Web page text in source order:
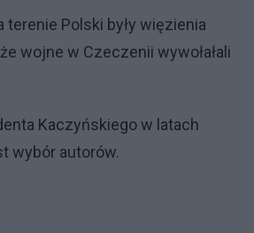
terenie Polski były więzienia
wojne w Czeczenii wywołałali
Kaczyńskiego w latach
wybór autorów.